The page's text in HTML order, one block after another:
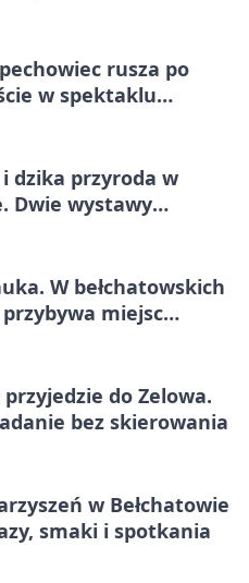
rusza po
w spektaklu
dzika przyroda w
Dwie wystawy
W bełchatowskich
miejsc
do Zelowa.
bez skierowania
w Bełchatowie
smaki i spotkania